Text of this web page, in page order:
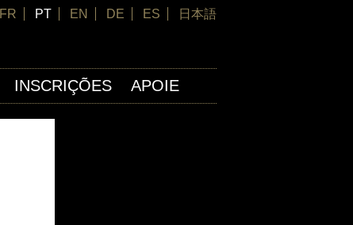
FR PT EN DE ES 日本語
INSCRIÇÕES APOIE